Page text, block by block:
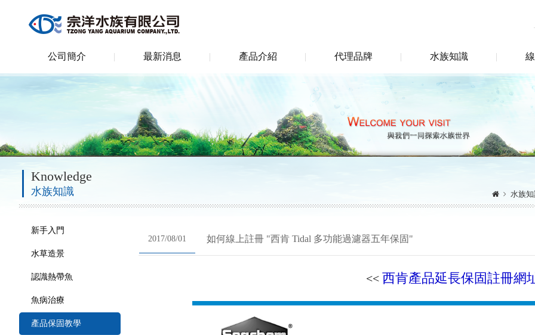
公司簡介 最新消息 產品介紹 代理品牌 水族知識
Knowledge
水族知識 水族
新手入門
水草造景
認識熱帶魚
魚病治療
產品保固教學
2017/08/01 如何線上註冊 "西肯 Tidal 多功能過濾器五年保固"
<< 西肯產品延長保固註冊網